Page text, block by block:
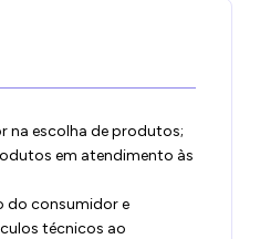
na escolha de produtos;
em atendimento às
do consumidor e
técnicos ao